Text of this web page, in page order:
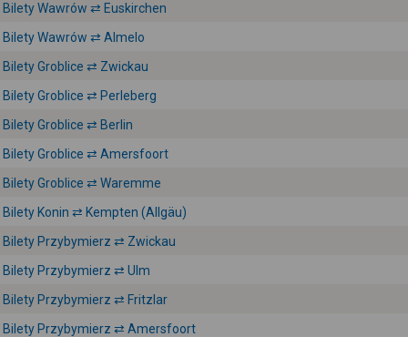
Bilety Wawrów ⇄ Euskirchen
Bilety Wawrów ⇄ Almelo
Bilety Groblice ⇄ Zwickau
Bilety Groblice ⇄ Perleberg
Bilety Groblice ⇄ Berlin
Bilety Groblice ⇄ Amersfoort
Bilety Groblice ⇄ Waremme
Bilety Konin ⇄ Kempten (Allgäu)
Bilety Przybymierz ⇄ Zwickau
Bilety Przybymierz ⇄ Ulm
Bilety Przybymierz ⇄ Fritzlar
Bilety Przybymierz ⇄ Amersfoort